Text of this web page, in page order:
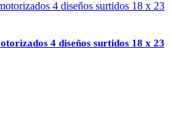
4 diseños surtidos 18 x 23